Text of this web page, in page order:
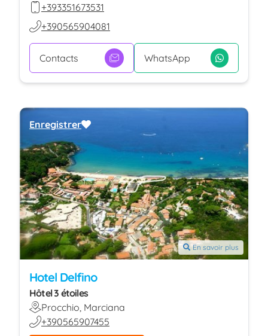
+393351673531
+390565904081
Contacts WhatsApp
En savoir plus
Hotel Delfino
Hôtel 3 étoiles
Procchio, Marciana
+390565907455
Enregistrer